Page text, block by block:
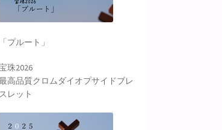
「プルート」
珠2026
高品質クロムダイオプサイドブレ
スレット